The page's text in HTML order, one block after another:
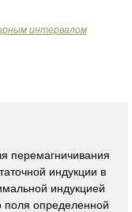
интервалом
перемагничивания
индукции в
индукцией
поля определенной